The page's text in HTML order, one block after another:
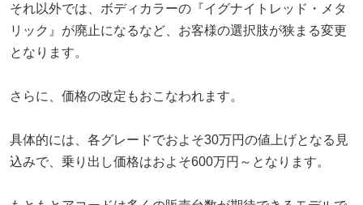
それ以外では、ボディカラーの『イグナイトレッド・メタ
リック』が廃止になるなど、お客様の選択肢が狭まる変更
となります。
さらに、価格の改定もおこなわれます。
具体的には、各グレードでおよそ30万円の値上げとなる見
込みで、乗り出し価格はおよそ600万円～となります。